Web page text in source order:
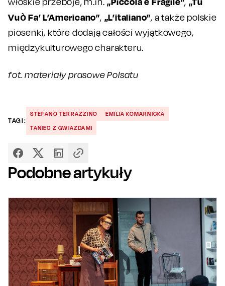
Vuò Fa’ L’Americano”, „L’italiano”, a także polskie
piosenki, które dodają całości wyjątkowego,
międzykulturowego charakteru.
fot. materiały prasowe Polsatu
TAGI:
STEFANO TERRAZZINO
EMILIA KOMARNICKA
TANIEC Z GWIAZDAMI
Podobne artykuły